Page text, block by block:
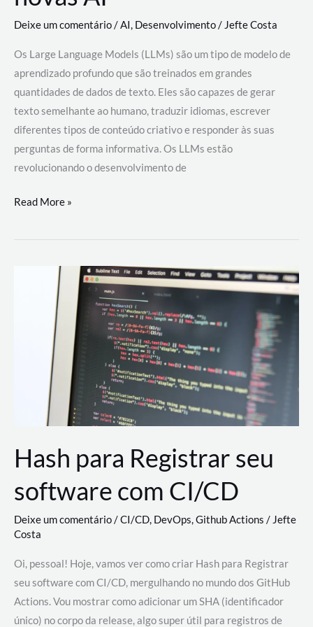
Deixe um comentário/AI, Desenvolvimento/ Jefte Costa
Os Large Language Models (LLMs) são um tipo de modelo de
aprendizado profundo que são treinados em grandes
quantidades de dados de texto. Eles são capazes de gerar
texto semelhante ao humano, traduzir idiomas, escrever
diferentes tipos de conteúdo criativo e responder às suas
perguntas de forma informativa. Os LLMs estão
revolucionando o desenvolvimento de
Large
Models
revolucionando
desenvolvimento
Read More »
Hash para Registrar seu
software com CI/CD
Deixe um comentário/CI/CD, DevOps,Github Actions /Jefte
Costa
Oi, pessoal! Hoje, vamos ver como criar Hash para Registrar
seu software com CI/CD, mergulhando no mundo dos GitHub
Actions. Vou mostrar como adicionar um SHA (identificador
único) no corpo da release, algo super útil para registros de